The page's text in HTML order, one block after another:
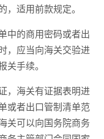
适用前款规定。
中的商用密码或者出
，应当向海关交验进
手续。
，海关有证据表明进
或者出口管制清单范
关可以向国务院商务